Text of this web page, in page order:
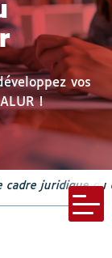
vos
!
cadre juridique
Menu